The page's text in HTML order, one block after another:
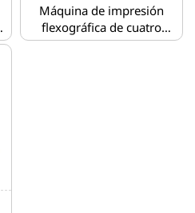
Máquina de impresión
flexográfica de cuatro
colores con troqueladora